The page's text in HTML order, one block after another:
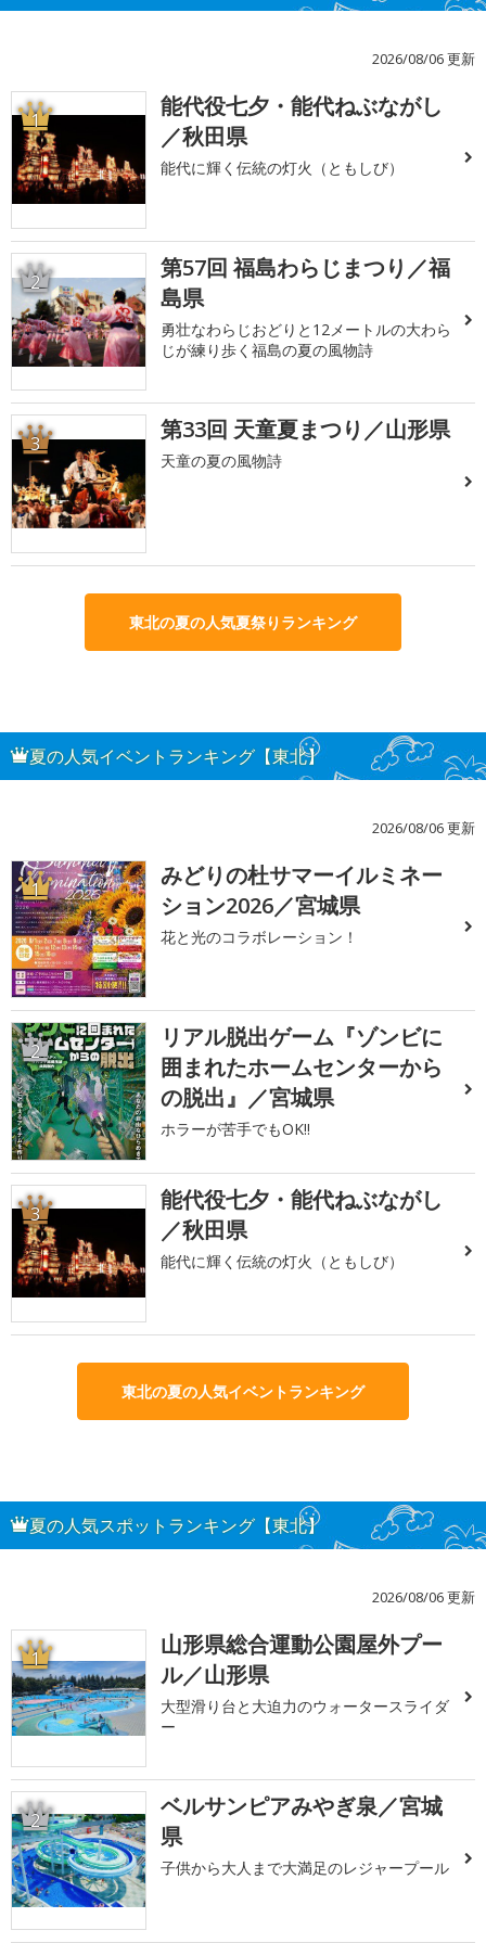
2026/08/06 更新
1
能代役七夕・能代ねぶながし
／秋田県
能代に輝く伝統の灯火（ともしび）
2
第57回 福島わらじまつり／福
島県
勇壮なわらじおどりと12メートルの大わら
じが練り歩く福島の夏の風物詩
3 第33回 天童夏まつり／山形県
天童の夏の風物詩
東北の夏の人気夏祭りランキング
夏の人気イベントランキング【東北】
2026/08/06 更新
1
みどりの杜サマーイルミネー
ション2026／宮城県
花と光のコラボレーション！
2
リアル脱出ゲーム『ゾンビに
囲まれたホームセンターから
の脱出』／宮城県
ホラーが苦手でもOK!!
3
能代役七夕・能代ねぶながし
／秋田県
能代に輝く伝統の灯火（ともしび）
東北の夏の人気イベントランキング
夏の人気スポットランキング【東北】
2026/08/06 更新
1
山形県総合運動公園屋外プー
ル／山形県
大型滑り台と大迫力のウォータースライダ
ー
2
ベルサンピアみやぎ泉／宮城
県
子供から大人まで大満足のレジャープール